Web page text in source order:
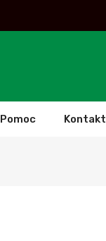
Pomoc Kontakt